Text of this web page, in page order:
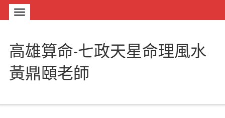
高雄算命-七政天星命理風水
黃鼎頤老師